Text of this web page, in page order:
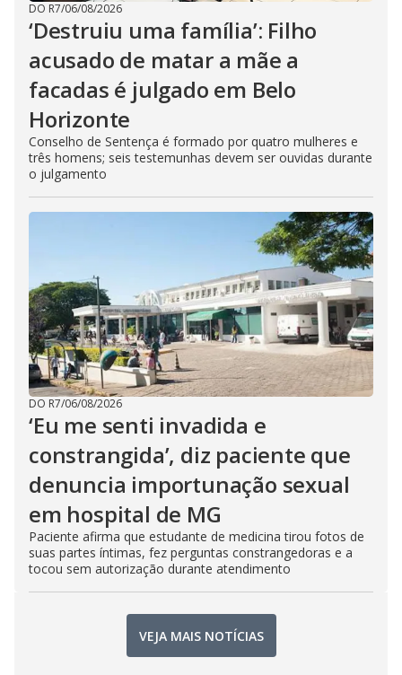
DO R7/06/08/2026
‘Destruiu uma família’: Filho
acusado de matar a mãe a
facadas é julgado em Belo
Horizonte
Conselho de Sentença é formado por quatro mulheres e
três homens; seis testemunhas devem ser ouvidas durante
o julgamento
DO R7/06/08/2026
‘Eu me senti invadida e
constrangida’, diz paciente que
denuncia importunação sexual
em hospital de MG
Paciente afirma que estudante de medicina tirou fotos de
suas partes íntimas, fez perguntas constrangedoras e a
tocou sem autorização durante atendimento
VEJA MAIS NOTÍCIAS